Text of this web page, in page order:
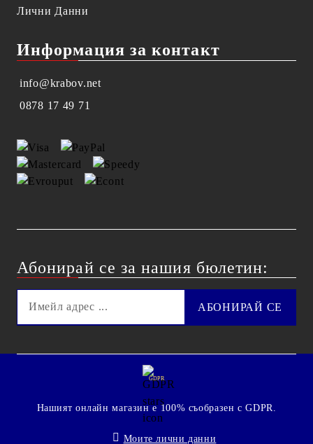
Лични Данни
Информация за контакт
info@krabov.net
0878 17 49 71
Абонирай се за нашия бюлетин:
GDPR
Нашият онлайн магазин е 100% съобразен с GDPR.
Моите лични данни